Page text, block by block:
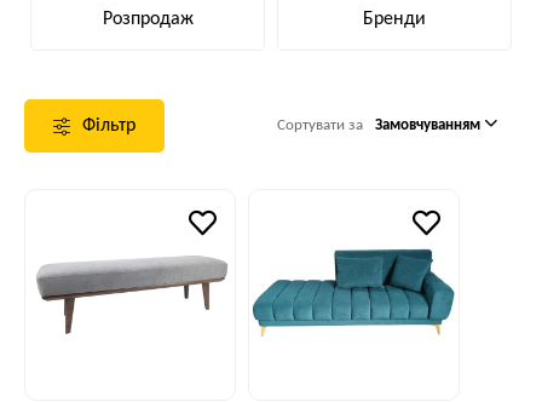
Розпродаж Бренди
Фільтр Сортувати за Замовчуванням